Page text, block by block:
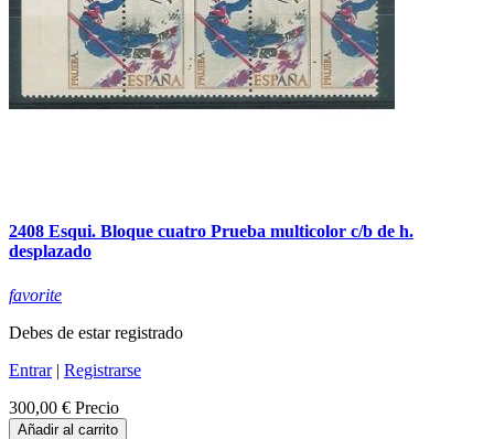
2408 Esqui. Bloque cuatro Prueba multicolor c/b de h.
desplazado
favorite
Debes de estar registrado
Entrar| Registrarse
300,00 € Precio
Añadir al carrito